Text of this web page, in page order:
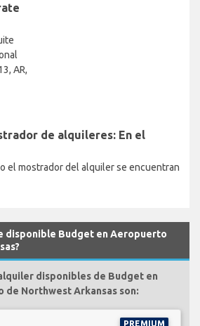
AR,
de alquileres: En el
el mostrador del alquiler se encuentran
disponible Budget en Aeropuerto
disponibles de Budget en
de Northwest Arkansas son:
PREMIUM